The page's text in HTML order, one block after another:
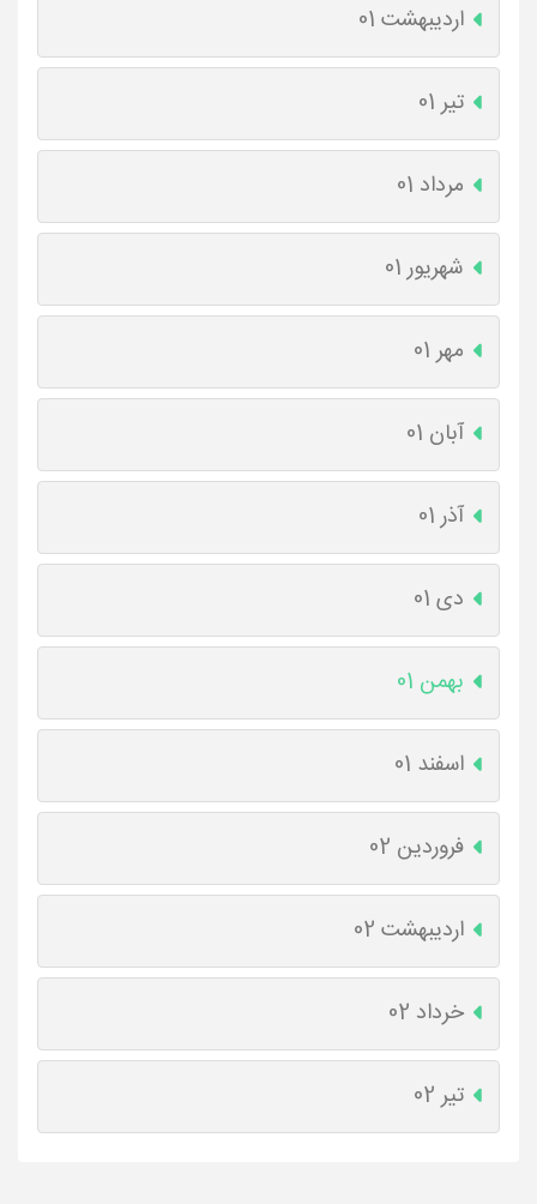
اردیبهشت 01
تیر 01
مرداد 01
شهریور 01
مهر 01
آبان 01
آذر 01
دی 01
بهمن 01
اسفند 01
فروردین 02
اردیبهشت 02
خرداد 02
تیر 02